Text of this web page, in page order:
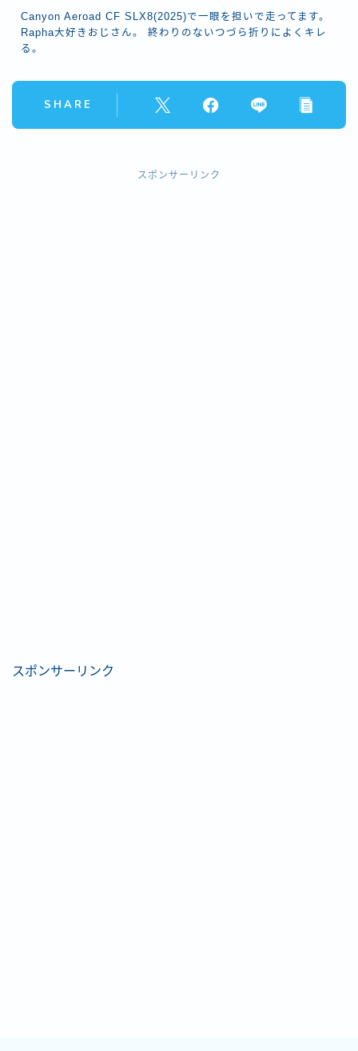
Canyon Aeroad CF SLX8(2025)で一眼を担いで走ってます。
Rapha大好きおじさん。 終わりのないつづら折りによくキレ
る。
SHARE
スポンサーリンク
スポンサーリンク